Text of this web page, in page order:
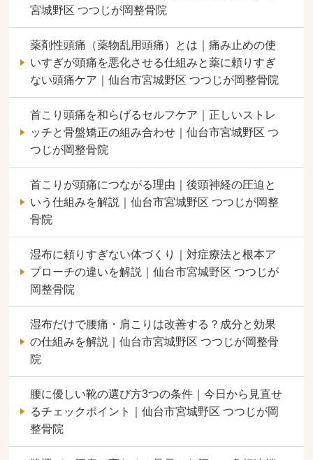
宮城野区 つつじが岡整骨院
薬剤性頭痛（薬物乱用頭痛）とは｜痛み止めの使
いすぎが頭痛を悪化させる仕組みと薬に頼りすぎ
ない頭痛ケア｜仙台市宮城野区 つつじが岡整骨院
首こり頭痛を和らげるセルフケア｜正しいストレ
ッチと骨盤矯正の組み合わせ｜仙台市宮城野区 つ
つじが岡整骨院
首こりが頭痛につながる理由｜後頭神経の圧迫と
いう仕組みを解説｜仙台市宮城野区 つつじが岡整
骨院
湿布に頼りすぎない体づくり｜対症療法と根本ア
プローチの違いを解説｜仙台市宮城野区 つつじが
岡整骨院
湿布だけで腰痛・肩こりは改善する？成分と効果
の仕組みを解説｜仙台市宮城野区 つつじが岡整骨
院
腰に優しい靴の選び方3つの条件｜今日から見直せ
るチェックポイント｜仙台市宮城野区 つつじが岡
整骨院